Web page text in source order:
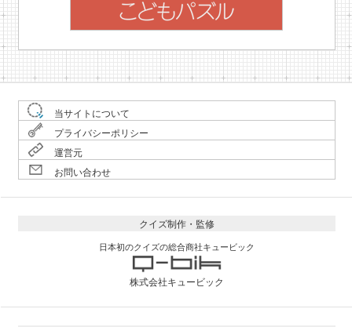
当サイトについて
プライバシーポリシー
運営元
お問い合わせ
クイズ制作・監修
日本初のクイズの総合商社キュービック
株式会社キュービック